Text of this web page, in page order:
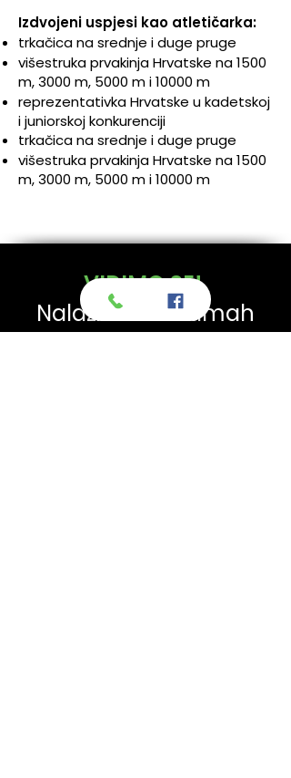
Izdvojeni uspjesi kao atletičarka:
trkačica na srednje i duge pruge
višestruka prvakinja Hrvatske na 1500
m, 3000 m, 5000 m i 10000 m
reprezentativka Hrvatske u kadetskoj
i juniorskoj konkurenciji
trkačica na srednje i duge pruge
višestruka prvakinja Hrvatske na 1500
m, 3000 m, 5000 m i 10000 m
VIDIMO SE!
Nalazimo se odmah